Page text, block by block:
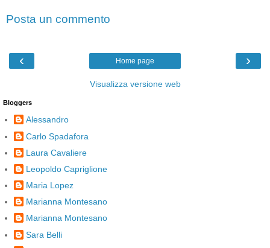
Posta un commento
‹ ›
Home page
Visualizza versione web
Bloggers
Alessandro
Carlo Spadafora
Laura Cavaliere
Leopoldo Capriglione
Maria Lopez
Marianna Montesano
Marianna Montesano
Sara Belli